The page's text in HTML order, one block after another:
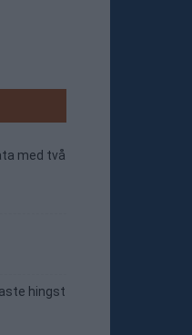
med två
hingst